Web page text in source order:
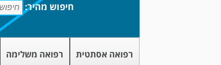
חיפוש מהיר:
רפואה אסתטית רפואה משלימה